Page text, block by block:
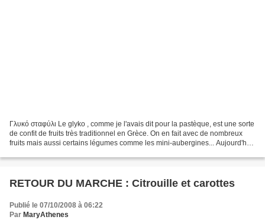
Γλυκό σταφύλι Le glyko , comme je l'avais dit pour la pastèque, est une sorte
de confit de fruits très traditionnel en Grèce. On en fait avec de nombreux
fruits mais aussi certains légumes comme les mini-aubergines... Aujourd'hui,
RETOUR DU MARCHE : Citrouille et carottes
Publié le 07/10/2008 à 06:22
Par MaryAthenes